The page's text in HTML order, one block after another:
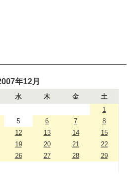
年12月
水 木 金
土
1
5 6 7
8
12 13 14
15
19 20 21
22
26 27 28
29